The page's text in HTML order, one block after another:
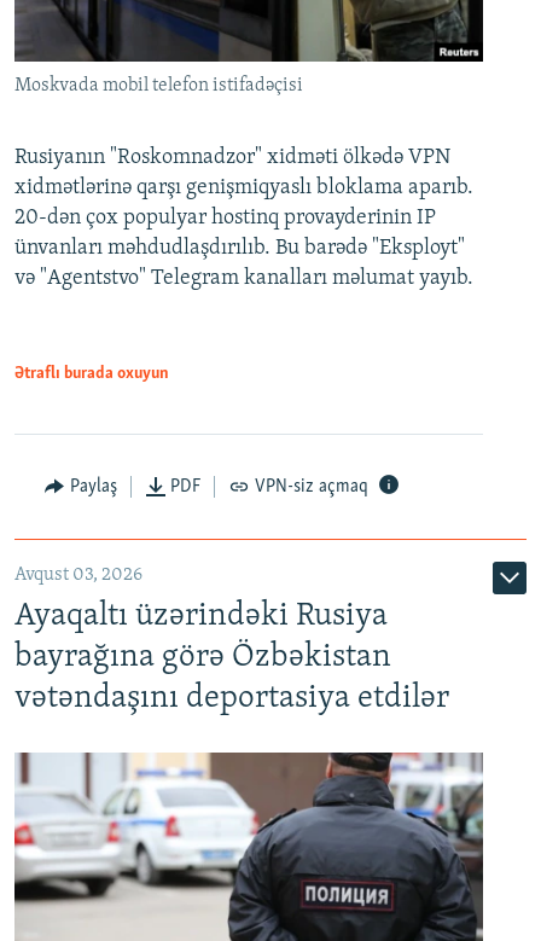
Moskvada mobil telefon istifadəçisi
Rusiyanın "Roskomnadzor" xidməti ölkədə VPN
xidmətlərinə qarşı genişmiqyaslı bloklama aparıb.
20-dən çox populyar hostinq provayderinin IP
ünvanları məhdudlaşdırılıb. Bu barədə "Eksployt"
və "Agentstvo" Telegram kanalları məlumat yayıb.
Ətraflı burada oxuyun
Paylaş PDF VPN-siz açmaq
Avqust 03, 2026
Ayaqaltı üzərindəki Rusiya
bayrağına görə Özbəkistan
vətəndaşını deportasiya etdilər